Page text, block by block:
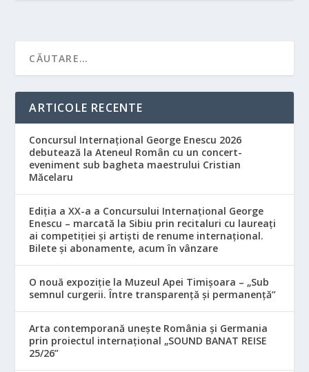
ARTICOLE RECENTE
Concursul Internațional George Enescu 2026
debutează la Ateneul Român cu un concert-
eveniment sub bagheta maestrului Cristian
Măcelaru
Ediția a XX-a a Concursului Internațional George
Enescu – marcată la Sibiu prin recitaluri cu laureați
ai competiției și artiști de renume internațional.
Bilete și abonamente, acum în vânzare
O nouă expoziție la Muzeul Apei Timișoara – „Sub
semnul curgerii. Între transparență și permanență”
Arta contemporană unește România și Germania
prin proiectul internațional „SOUND BANAT REISE
25/26”